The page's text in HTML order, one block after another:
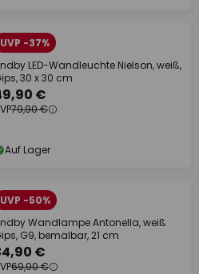
UVP -37%
LED-Wandleuchte Nielson, weiß,
30 x 30 cm
€
79,90 €
Auf Lager
UVP -50%
Wandlampe Antonella, weiß
G9, bemalbar, 21 cm
€
69,90 €